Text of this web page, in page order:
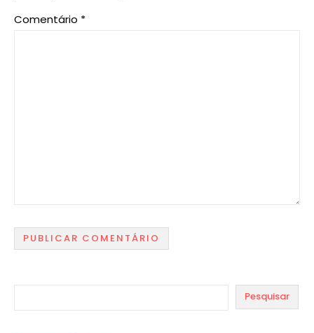
Comentário *
Pesquisar